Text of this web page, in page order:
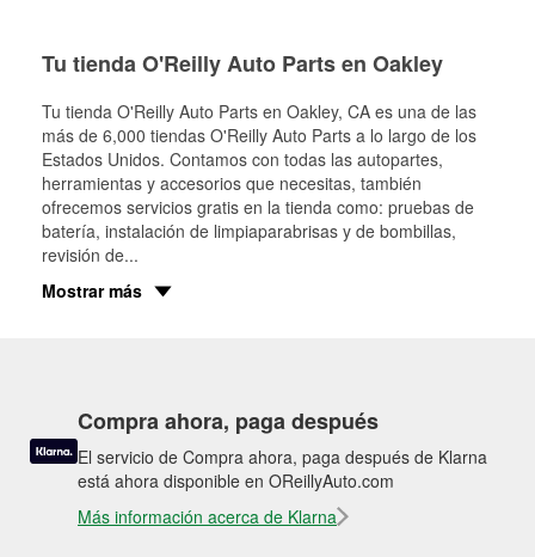
Tu tienda O'Reilly Auto Parts en Oakley
Tu tienda O'Reilly Auto Parts en Oakley, CA es una de las
más de 6,000 tiendas O'Reilly Auto Parts a lo largo de los
Estados Unidos. Contamos con todas las autopartes,
herramientas y accesorios que necesitas, también
ofrecemos servicios gratis en la tienda como: pruebas de
batería, instalación de limpiaparabrisas y de bombillas,
revisión de...
Mostrar más
Compra ahora, paga después
El servicio de Compra ahora, paga después de Klarna
está ahora disponible en OReillyAuto.com
Más información acerca de Klarna